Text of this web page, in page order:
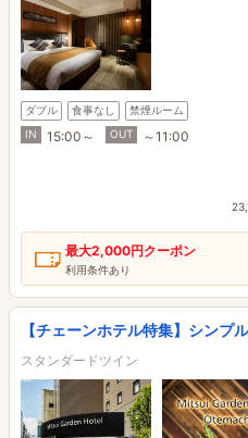
ダブル 食事なし
禁煙ルーム
IN
15:00～ OUT ～11:00
最大2,000円クーポン
利用条件あり
【チェーンホテル特集】シンプ
スタンダードツイン